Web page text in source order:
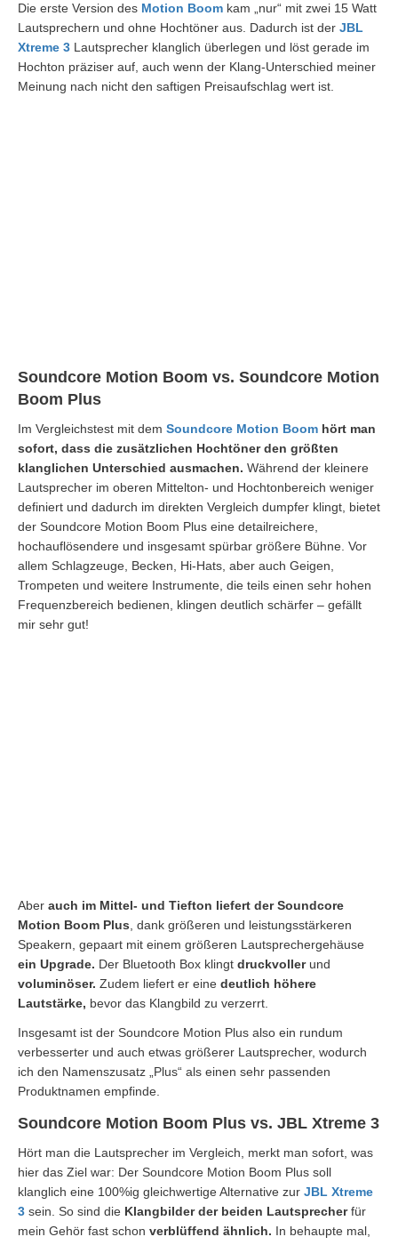
Die erste Version des Motion Boom kam „nur“ mit zwei 15 Watt
Lautsprechern und ohne Hochtöner aus. Dadurch ist der JBL
Xtreme 3 Lautsprecher klanglich überlegen und löst gerade im
Hochton präziser auf, auch wenn der Klang-Unterschied meiner
Meinung nach nicht den saftigen Preisaufschlag wert ist.
Soundcore Motion Boom vs. Soundcore Motion
Boom Plus
Im Vergleichstest mit dem Soundcore Motion Boom hört man
sofort, dass die zusätzlichen Hochtöner den größten
klanglichen Unterschied ausmachen. Während der kleinere
Lautsprecher im oberen Mittelton- und Hochtonbereich weniger
definiert und dadurch im direkten Vergleich dumpfer klingt, bietet
der Soundcore Motion Boom Plus eine detailreichere,
hochauflösendere und insgesamt spürbar größere Bühne. Vor
allem Schlagzeuge, Becken, Hi-Hats, aber auch Geigen,
Trompeten und weitere Instrumente, die teils einen sehr hohen
Frequenzbereich bedienen, klingen deutlich schärfer – gefällt
mir sehr gut!
Aber auch im Mittel- und Tiefton liefert der Soundcore
Motion Boom Plus , dank größeren und leistungsstärkeren
Speakern, gepaart mit einem größeren Lautsprechergehäuse
ein Upgrade. Der Bluetooth Box klingt druckvollerund
voluminöser. Zudem liefert er eine deutlich höhere
Lautstärke, bevor das Klangbild zu verzerrt.
Insgesamt ist der Soundcore Motion Plus also ein rundum
verbesserter und auch etwas größerer Lautsprecher, wodurch
ich den Namenszusatz „Plus“ als einen sehr passenden
Produktnamen empfinde.
Soundcore Motion Boom Plus vs. JBL Xtreme 3
Hört man die Lautsprecher im Vergleich, merkt man sofort, was
hier das Ziel war: Der Soundcore Motion Boom Plus soll
klanglich eine 100%ig gleichwertige Alternative zur JBL Xtreme
3 sein. So sind die Klangbilder der beiden Lautsprecherfür
mein Gehör fast schon verblüffend ähnlich. In behaupte mal,